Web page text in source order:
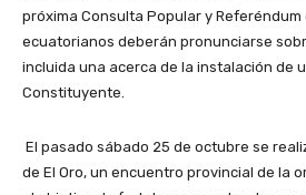
próxima Consulta Popular y Referéndum
ecuatorianos deberán pronunciarse
incluida una acerca de la instalación de
Constituyente.
El pasado sábado 25 de octubre se
de El Oro, un encuentro provincial de la